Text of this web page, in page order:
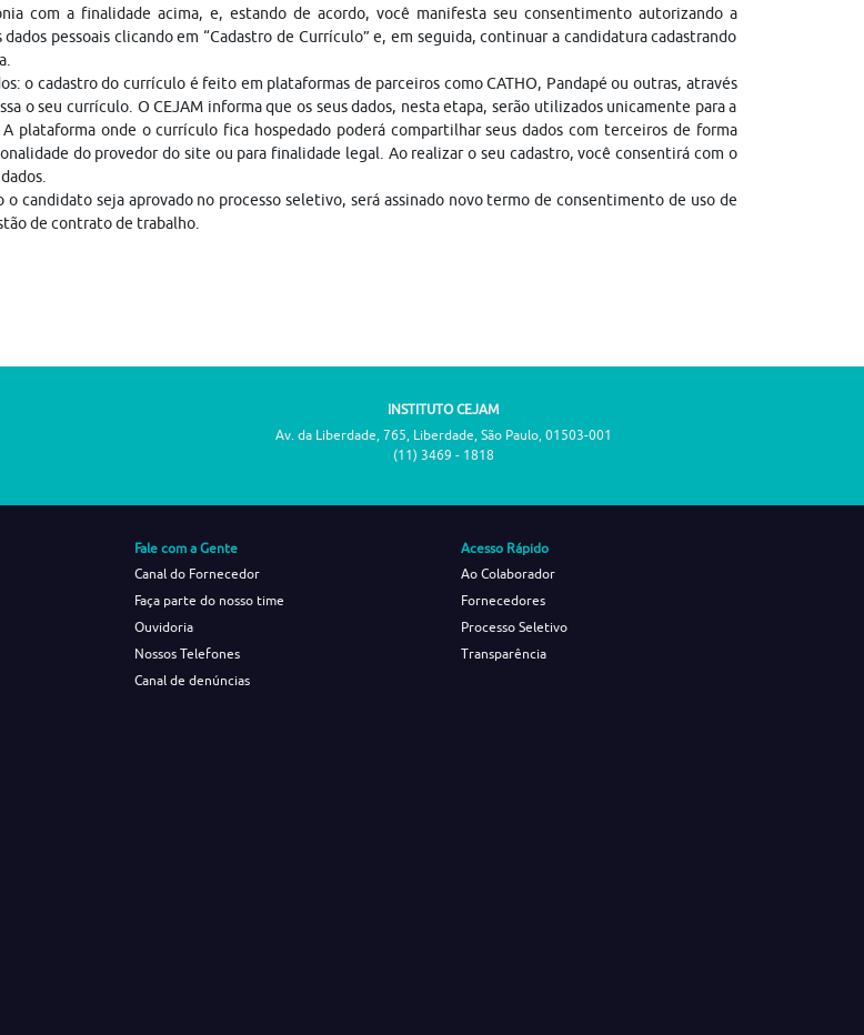
com a finalidade acima, e, estando de acordo, você manifesta seu consentimento autorizando a
pessoais clicando em “Cadastro de Currículo” e, em seguida, continuar a candidatura cadastrando
o cadastro do currículo é feito em plataformas de parceiros como CATHO, Pandapé ou outras, através
o seu currículo. O CEJAM informa que os seus dados, nesta etapa, serão utilizados unicamente para a
plataforma onde o currículo fica hospedado poderá compartilhar seus dados com terceiros de forma
do provedor do site ou para finalidade legal. Ao realizar o seu cadastro, você consentirá com o
o candidato seja aprovado no processo seletivo, será assinado novo termo de consentimento de uso de
de contrato de trabalho.
INSTITUTO CEJAM
Av. da Liberdade, 765, Liberdade, São Paulo, 01503-001
(11) 3469 - 1818
Fale com a Gente
Canal do Fornecedor
Faça parte do nosso time
Ouvidoria
Nossos Telefones
Canal de denúncias
Acesso Rápido
Ao Colaborador
Fornecedores
Processo Seletivo
Transparência